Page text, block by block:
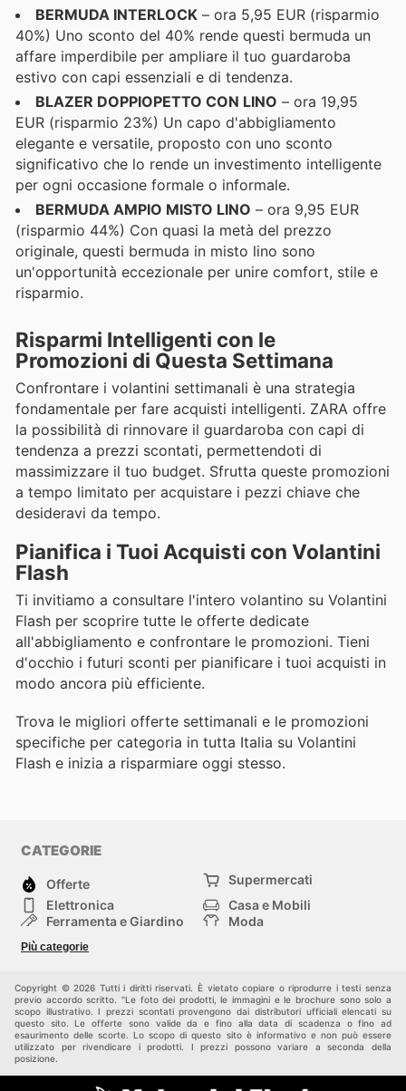
BERMUDA INTERLOCK – ora 5,95 EUR (risparmio
40%) Uno sconto del 40% rende questi bermuda un
affare imperdibile per ampliare il tuo guardaroba
estivo con capi essenziali e di tendenza.
BLAZER DOPPIOPETTO CON LINO – ora 19,95
EUR (risparmio 23%) Un capo d'abbigliamento
elegante e versatile, proposto con uno sconto
significativo che lo rende un investimento intelligente
per ogni occasione formale o informale.
BERMUDA AMPIO MISTO LINO – ora 9,95 EUR
(risparmio 44%) Con quasi la metà del prezzo
originale, questi bermuda in misto lino sono
un'opportunità eccezionale per unire comfort, stile e
risparmio.
Risparmi Intelligenti con le
Promozioni di Questa Settimana
Confrontare i volantini settimanali è una strategia
fondamentale per fare acquisti intelligenti. ZARA offre
la possibilità di rinnovare il guardaroba con capi di
tendenza a prezzi scontati, permettendoti di
massimizzare il tuo budget. Sfrutta queste promozioni
a tempo limitato per acquistare i pezzi chiave che
desideravi da tempo.
Pianifica i Tuoi Acquisti con Volantini
Flash
Ti invitiamo a consultare l'intero volantino su Volantini
Flash per scoprire tutte le offerte dedicate
all'abbigliamento e confrontare le promozioni. Tieni
d'occhio i futuri sconti per pianificare i tuoi acquisti in
modo ancora più efficiente.
Trova le migliori offerte settimanali e le promozioni
specifiche per categoria in tutta Italia su Volantini
Flash e inizia a risparmiare oggi stesso.
CATEGORIE
Offerte
Supermercati
Elettronica
Casa e Mobili
Ferramenta e Giardino
Moda
Bambini e Neonati
Più categorie
Copyright © 2026 Tutti i diritti riservati. È vietato copiare o riprodurre i testi senza
previo accordo scritto. "Le foto dei prodotti, le immagini e le brochure sono solo a
scopo illustrativo. I prezzi scontati provengono dai distributori ufficiali elencati su
questo sito. Le offerte sono valide da e fino alla data di scadenza o fino ad
esaurimento delle scorte. Lo scopo di questo sito è informativo e non può essere
utilizzato per rivendicare i prodotti. I prezzi possono variare a seconda della
posizione.